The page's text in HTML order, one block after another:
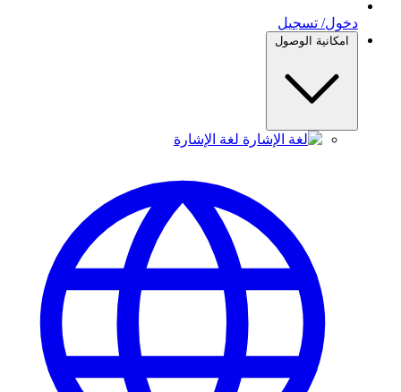
دخول/ تسجيل
امكانية الوصول
لغة الإشارة